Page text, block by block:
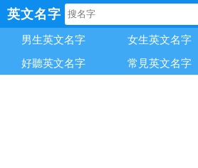
英文名字
男生英文名字 女生英文名字
好聽英文名字
常見英文名字